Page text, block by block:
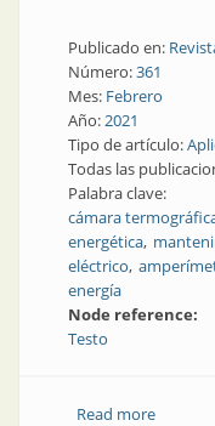
Publicado en:
Número:361
Mes: Febrero
Año:2021
Tipo de artículo:
Todas las
Palabra clave:
cámara
energética
eléctrico
energía
Node reference:
Testo
Read moreabout